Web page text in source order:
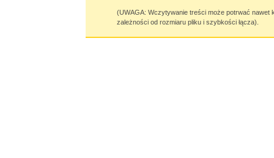
(UWAGA: Wczytywanie treści może potrwać nawet
zależności od rozmiaru pliku i szybkości łącza).